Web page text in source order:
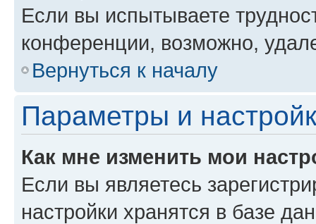
Если вы испытываете
конференции, возможно,
Вернуться к началу
Параметры и
Как мне изменить мои
Если вы являетесь
настройки хранятся в базе